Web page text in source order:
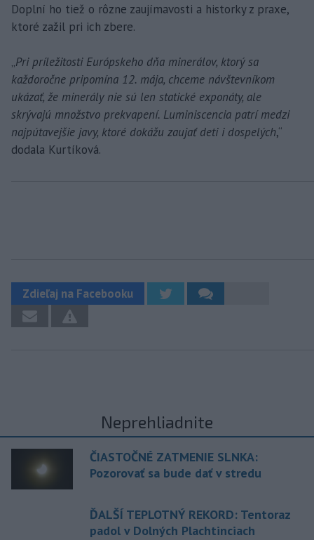
Doplní ho tiež o rôzne zaujímavosti a historky z praxe,
ktoré zažil pri ich zbere.
„Pri príležitosti Európskeho dňa minerálov, ktorý sa
každoročne pripomína 12. mája, chceme návštevníkom
ukázať, že minerály nie sú len statické exponáty, ale
skrývajú množstvo prekvapení. Luminiscencia patrí medzi
najpútavejšie javy, ktoré dokážu zaujať deti i dospelých,“
dodala Kurtíková.
Zdieľaj na Facebooku
Neprehliadnite
ČIASTOČNÉ ZATMENIE SLNKA:
Pozorovať sa bude dať v stredu
ĎALŠÍ TEPLOTNÝ REKORD: Tentoraz
padol v Dolných Plachtinciach